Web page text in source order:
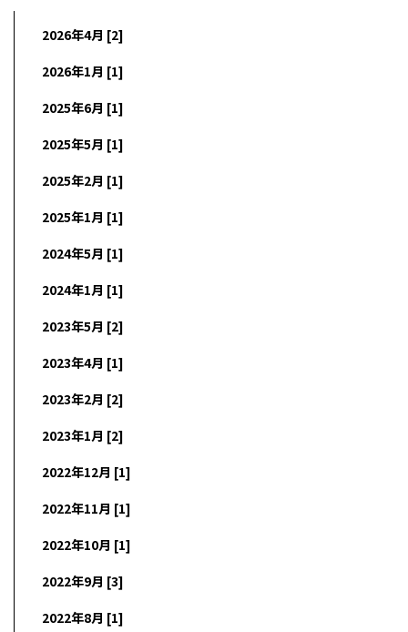
2026年4月 [2]
2026年1月 [1]
2025年6月 [1]
2025年5月 [1]
2025年2月 [1]
2025年1月 [1]
2024年5月 [1]
2024年1月 [1]
2023年5月 [2]
2023年4月 [1]
2023年2月 [2]
2023年1月 [2]
2022年12月 [1]
2022年11月 [1]
2022年10月 [1]
2022年9月 [3]
2022年8月 [1]